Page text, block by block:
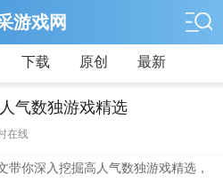
游戏网
下载 原创 最新
气数独游戏精选
在线
带你深入挖掘高人气数独游戏精选，